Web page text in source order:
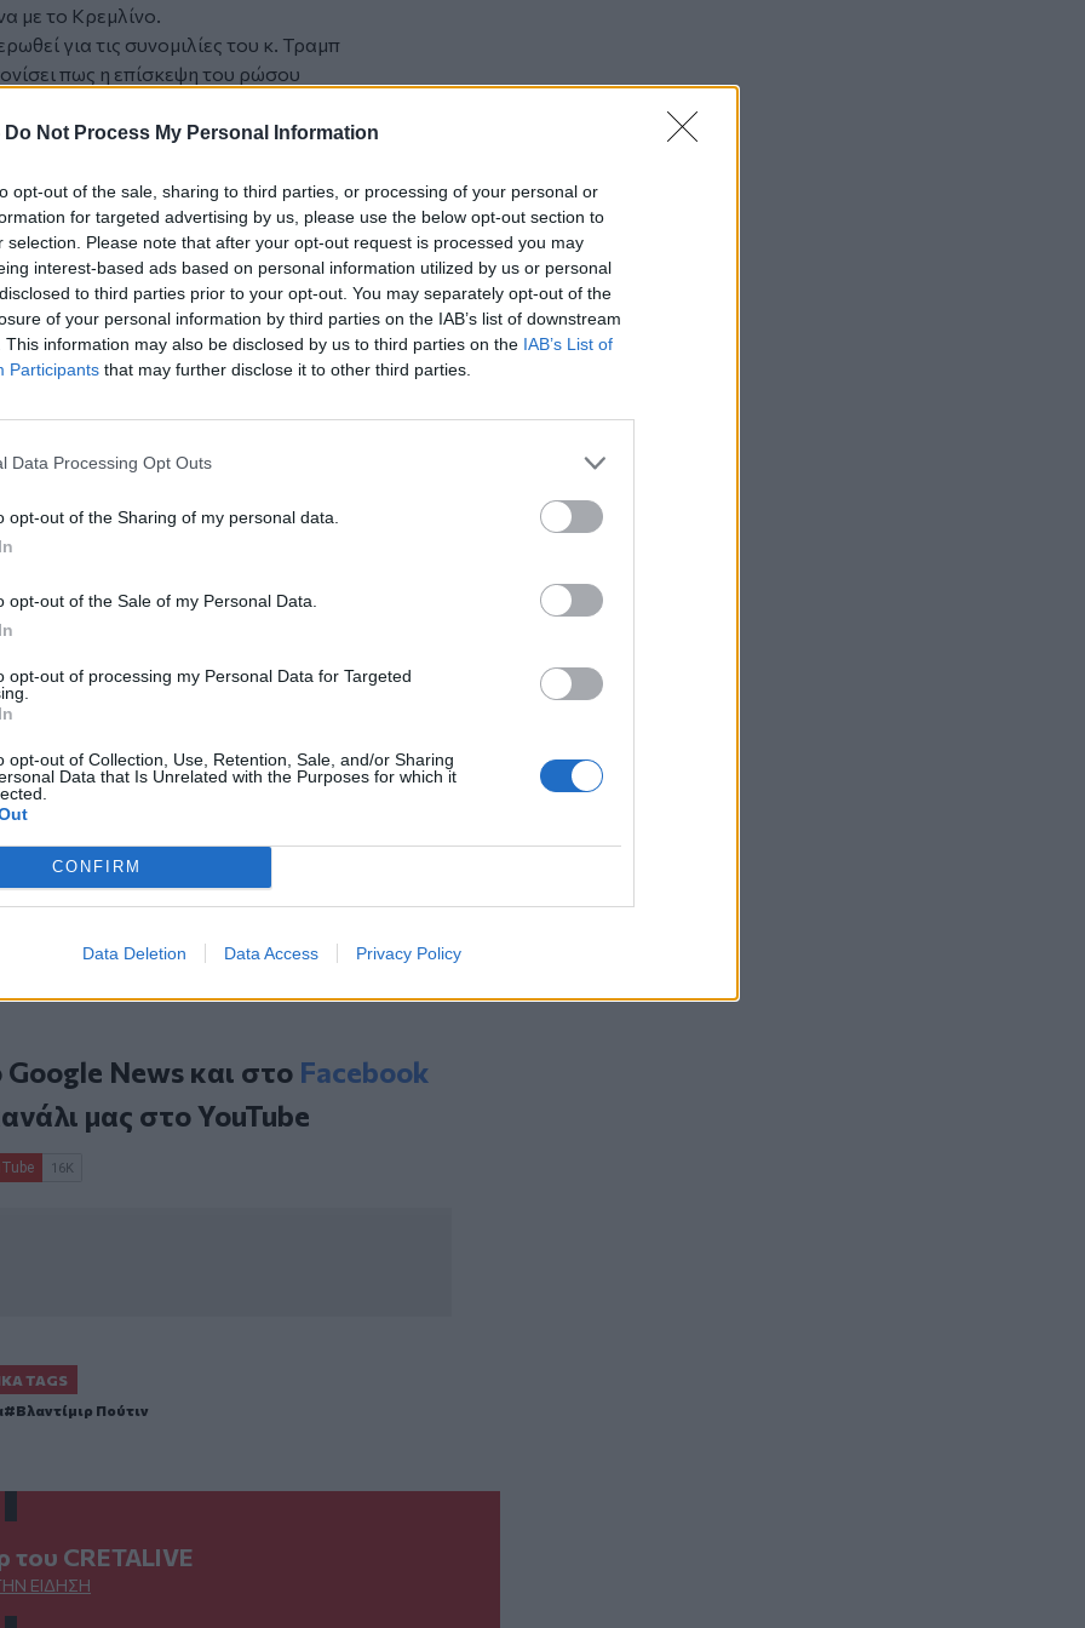
Do Not Process My Personal Information
opt-out of the sale, sharing to third parties, or processing of your personal or
for targeted advertising by us, please use the below opt-out section to
selection. Please note that after your opt-out request is processed you may
interest-based ads based on personal information utilized by us or personal
to third parties prior to your opt-out. You may separately opt-out of the
of your personal information by third parties on the IAB’s list of downstream
This information may also be disclosed by us to third parties on the IAB’s List of
Participants that may further disclose it to other third parties.
Data Processing Opt Outs
opt-out of the Sharing of my personal data.
opt-out of the Sale of my Personal Data.
opt-out of processing my Personal Data for Targeted
opt-out of Collection, Use, Retention, Sale, and/or Sharing
Data that Is Unrelated with the Purposes for which it
CONFIRM
Data Deletion Data Access Privacy Policy
με το Κρεμλίνο.
για τις συνομιλίες του κ. Τραμπ
πως η επίσκεψη του ρώσου
πριν και δεν αποτελεί
των ΗΠΑ.
του πολέμου των ΗΠΑ και του
πολέμου--της «ειδικής στρατιωτικής
στην Ουκρανία.
αναμένεται να υπογραφτούν κοινή
Πούτιν για ζητήματα εξωτερικής
θα συνάψουν κάπου 40 συμφωνίες,
οι μεταφορές, οι κατασκευές κ.ά.
ρωσική πλευρά είναι η κατασκευή
για τη μεταφορά αερίου στην Κίνα
στους κυριότερους εισαγωγείς
από την υπογραφή της Συνθήκης
και Σι αναμένεται να συναντηθούν
διεθνών συνόδων.
– Πέντε νεκροί, ανάμεσά τους και
στον αέρα σε αεροπορική επίδειξη
με την Τουρκία η ΕΕ
Google Newsκαι στο Facebook
μας στοYouTube
TAGS
Βλαντίμιρ Πούτιν
του CRETALIVE
ΕΊΔΗΣΗ
Σητεία: Φωτιά στα Αχλάδια, δύσκολη
μάχη με τις φλόγες - Βίντεο